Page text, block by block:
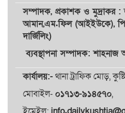
সম্পাদক, প্রকাশকওমুদ্রাকর:
আমান,এম.ফিল (আইইউকে),
দার্জিলিং)
ব্যবস্থাপনা সম্পাদক: শাহনাজ
কার্যালয়:-থানা ট্রাফিক মোড়,
মোবাইল- ০১৭১৩-৯১৪৫৭০,